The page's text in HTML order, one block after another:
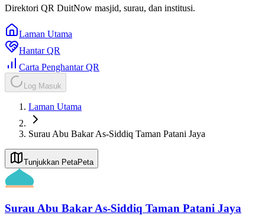
Direktori QR DuitNow masjid, surau, dan institusi.
Laman Utama
Hantar QR
Carta Penghantar QR
Log Masuk
Laman Utama
Surau Abu Bakar As-Siddiq Taman Patani Jaya
Tunjukkan PetaPeta
Surau Abu Bakar As-Siddiq Taman Patani Jaya